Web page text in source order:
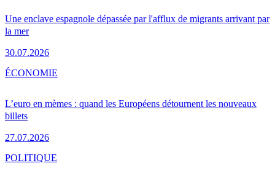
Une enclave espagnole dépassée par l'afflux de migrants arrivant par
la mer
30.07.2026
L’euro en mèmes : quand les Européens détournent les nouveaux
billets
27.07.2026
ÉCONOMIE
POLITIQUE